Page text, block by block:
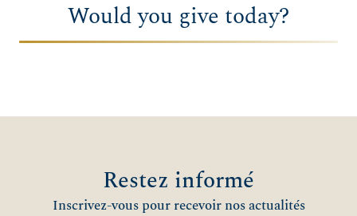
Would you give today?
Restez informé
Inscrivez-vous pour recevoir nos actualités